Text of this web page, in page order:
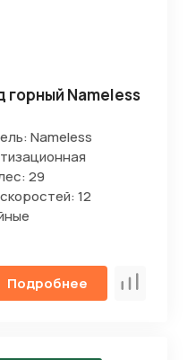
горный Nameless
Nameless
29
12
Подробнее Сравнить